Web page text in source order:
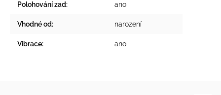
Polohování zad: ano
Vhodné od: narození
Vibrace: ano